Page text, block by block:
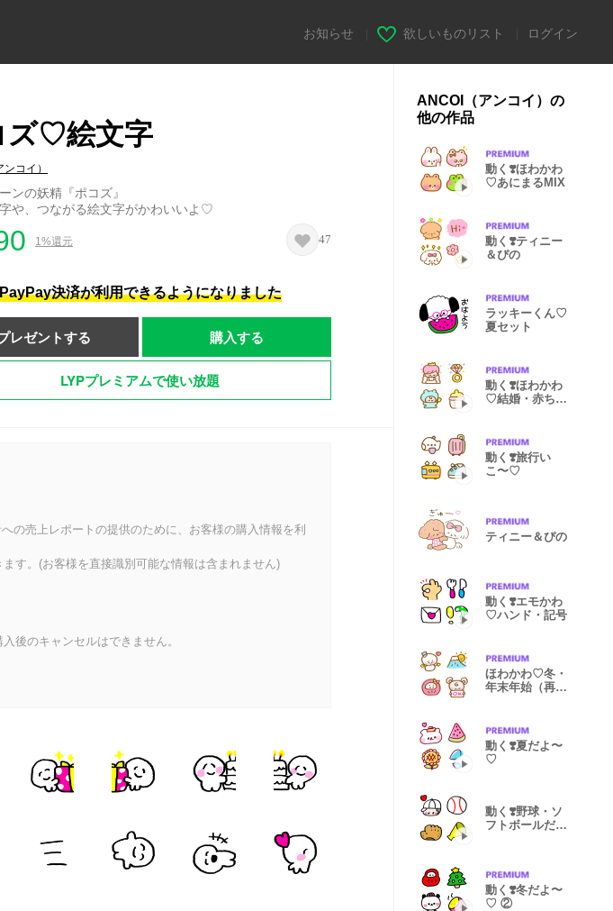
お知らせ 欲しいものリスト ログイン
ズ♡絵文字
コイ）
ンの妖精『ポコズ』
や、つながる絵文字がかわいいよ♡
1%還元 47
PayPay決済が利用できるようになりました
レゼントする 購入する
LYPプレミアムで使い放題
の売上レポートの提供のために、お客様の購入情報を利
す。(お客様を直接識別可能な情報は含まれません)
後のキャンセルはできません。
ANCOI（アンコイ）の
他の作品
動く❣️ほわかわ
♡あにまるMIX
動く❣️ティニー
＆ぴの
ラッキーくん♡
夏セット
動く❣️ほわかわ
♡結婚・赤ちゃ
動く❣️旅行い
こ〜♡
ティニー＆ぴの
動く❣️エモかわ
♡ハンド・記号
ほわかわ♡冬・
年末年始（再
動く❣️夏だよ〜
♡
動く❣️野球・ソ
フトボールだ
動く❣️冬だよ〜
♡ ②